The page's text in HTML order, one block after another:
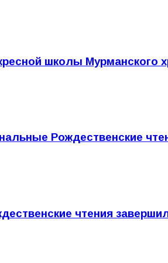
школы Мурманского
Рождественские
чтения